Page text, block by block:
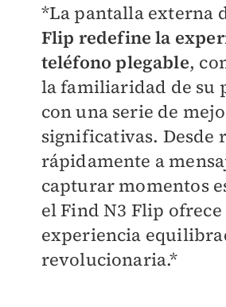
*La pantalla externa
Flip redefine la
teléfono plegable,
la familiaridad de su
con una serie de
significativas. Desde
rápidamente a
capturar momentos
el Find N3 Flip
experiencia
revolucionaria.*